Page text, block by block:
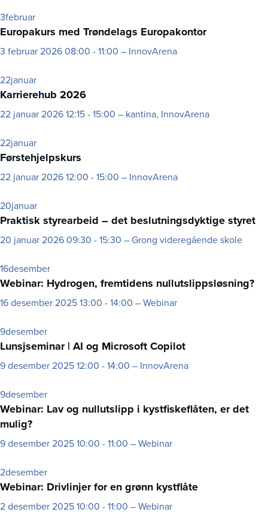
3februar
Europakurs med Trøndelags Europakontor
3 februar 2026 08:00 - 11:00 – InnovArena
22januar
Karrierehub 2026
22 januar 2026 12:15 - 15:00 – kantina, InnovArena
22januar
Førstehjelpskurs
22 januar 2026 12:00 - 15:00 – InnovArena
20januar
Praktisk styrearbeid – det beslutningsdyktige styret
20 januar 2026 09:30 - 15:30 – Grong videregående skole
16desember
Webinar: Hydrogen, fremtidens nullutslippsløsning?
16 desember 2025 13:00 - 14:00 – Webinar
9desember
Lunsjseminar | AI og Microsoft Copilot
9 desember 2025 12:00 - 14:00 – InnovArena
9desember
Webinar: Lav og nullutslipp i kystfiskeflåten, er det
mulig?
9 desember 2025 10:00 - 11:00 – Webinar
2desember
Webinar: Drivlinjer for en grønn kystflåte
2 desember 2025 10:00 - 11:00 – Webinar